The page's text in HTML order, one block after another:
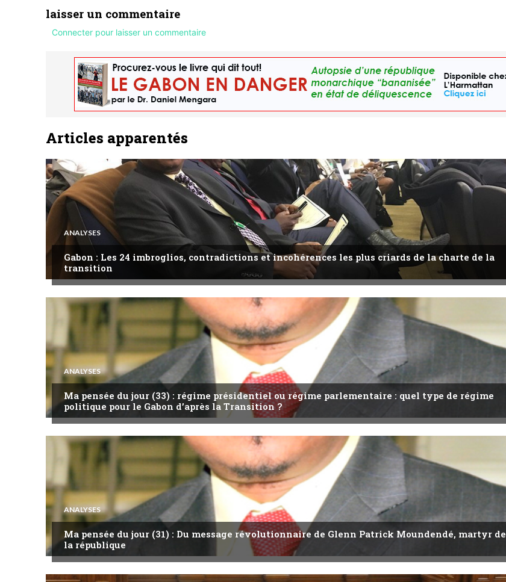
laisser un commentaire
Connecter pour laisser un commentaire
Articles apparentés
ANALYSES
Gabon : Les 24 imbroglios, contradictions et incohérences les plus criards de la charte de la
transition
ANALYSES
Ma pensée du jour (33) : régime présidentiel ou régime parlementaire : quel type de régime
politique pour le Gabon d’après la Transition ?
ANALYSES
Ma pensée du jour (31) : Du message révolutionnaire de Glenn Patrick Moundendé, martyr de
la république